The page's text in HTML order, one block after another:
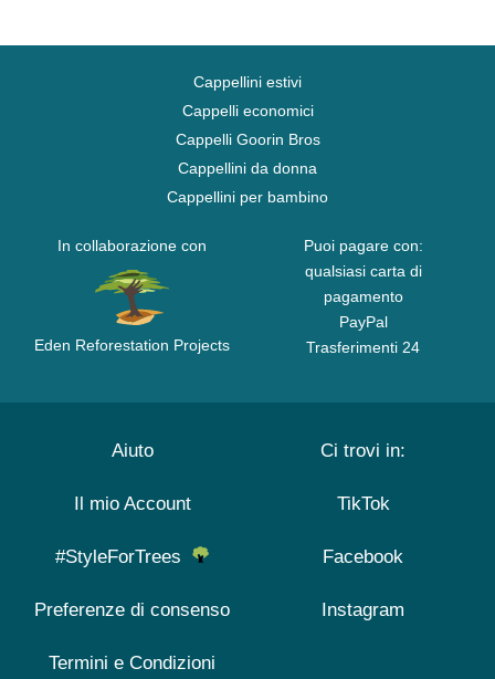
Cappellini estivi
Cappelli economici
Cappelli Goorin Bros
Cappellini da donna
Cappellini per bambino
In collaborazione con
Eden Reforestation Projects
Puoi pagare con:
qualsiasi carta di
pagamento
PayPal
Trasferimenti 24
Aiuto
Il mio Account
#StyleForTrees
Preferenze di consenso
Termini e Condizioni
Ci trovi in:
TikTok
Facebook
Instagram